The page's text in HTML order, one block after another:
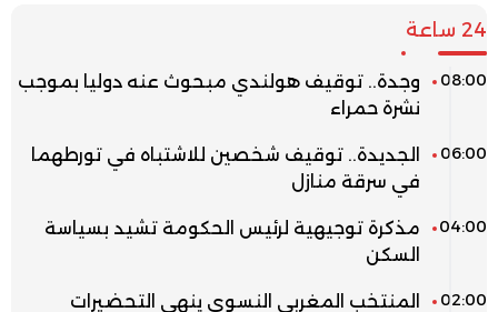
24 ساعة
08:00
وجدة.. توقيف هولندي مبحوث عنه دوليا بموجب
نشرة حمراء
06:00
الجديدة.. توقيف شخصين للاشتباه في تورطهما
في سرقة منازل
04:00
مذكرة توجيهية لرئيس الحكومة تشيد بسياسة
السكن
02:00
المنتخب المغربي النسوي ينهي التحضيرات